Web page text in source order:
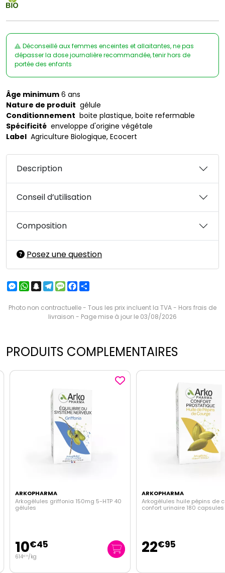
Déconseillé aux femmes enceintes et allaitantes, ne pas
dépasser la dose journalière recommandée, tenir hors de
portée des enfants
Âge minimum 6 ans
Nature de produit gélule
Conditionnement boite plastique, boite refermable
Spécificité enveloppe d'origine végétale
Label Agriculture Biologique, Ecocert
Description
Conseil d’utilisation
Composition
Posez une question
Messenger
WhatsApp
Snapchat
Telegram
MessageFacebook
Photo non contractuelle - Tous les prix incluent la TVA - Hors frais de
livraison - Page mise à jour le 03/08/2026
PRODUITS COMPLEMENTAIRES
ARKOPHARMA
Arkogélules griffonia 150mg 5-HTP 40
gélules
10€45
614€71/kg
ARKOPHARMA
Arkogélules huile pépins de
confort urinaire 180 capsules
22€95